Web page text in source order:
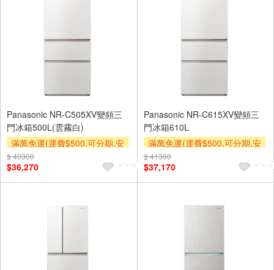
Panasonic NR-C505XV變頻三
門冰箱500L(雲霧白)
滿萬免運(運費$500,可分期,安
裝跨區費另計,單品未滿1萬元
及使用6期以上分期0利率,需付
基本安裝運費)
$ 40300
$36,270
Panasonic NR-C615XV變頻三
門冰箱610L
滿萬免運(運費$500,可分期,安
裝跨區費另計,單品未滿1萬元
及使用6期以上分期0利率,需付
基本安裝運費)
$ 41300
$37,170